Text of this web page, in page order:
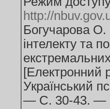
http://
Богучарова О.
інтелекту та
[Електронний
Український
— С. 30-43. —